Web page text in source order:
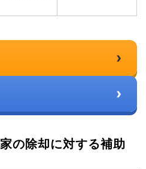
›
›
の除却に対する補助